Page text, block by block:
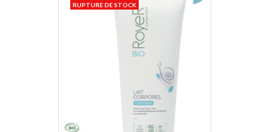
RUPTURE DE STOCK